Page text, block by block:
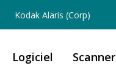
Kodak Alaris (Corp)
Logiciel Scanner